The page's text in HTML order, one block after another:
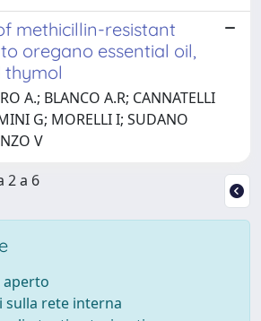
methicillin-resistant
oregano essential oil,
A.; BLANCO A.R; CANNATELLI
G; MORELLI I; SUDANO
V
2 a 6
aperto
sulla rete interna